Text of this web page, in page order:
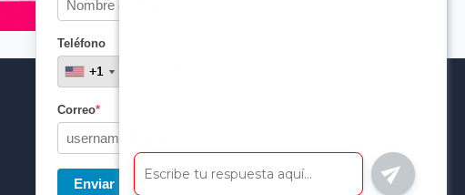
Teléfono
+1
+1
Correo*
Enviar